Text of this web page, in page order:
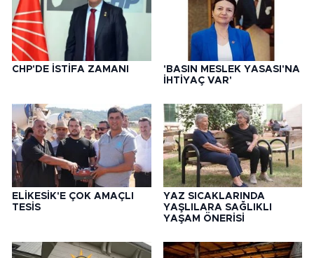
CHP'DE İSTİFA ZAMANI
'BASIN MESLEK YASASI'NA
İHTİYAÇ VAR'
ELİKESİK'E ÇOK AMAÇLI
TESİS
YAZ SICAKLARINDA
YAŞLILARA SAĞLIKLI
YAŞAM ÖNERİSİ